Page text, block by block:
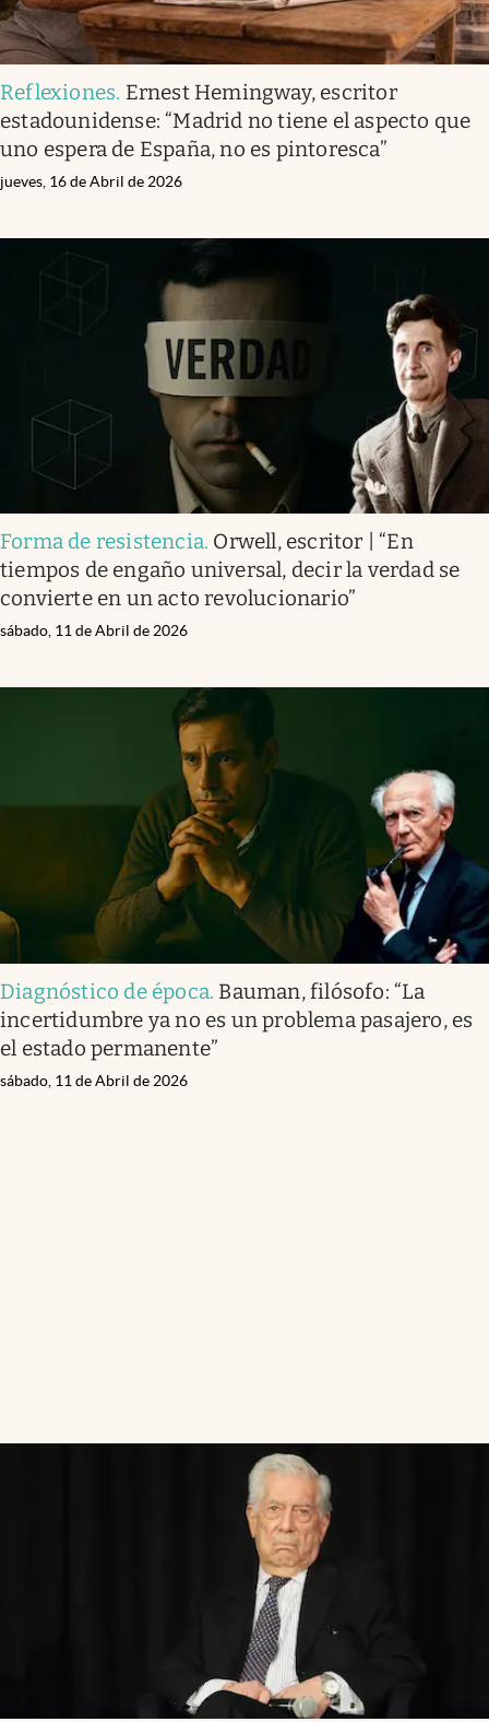
Reflexiones. Ernest Hemingway, escritor
estadounidense: “Madrid no tiene el aspecto que
uno espera de España, no es pintoresca”
jueves, 16 de Abril de 2026
Forma de resistencia. Orwell, escritor | “En
tiempos de engaño universal, decir la verdad se
convierte en un acto revolucionario”
sábado, 11 de Abril de 2026
Diagnóstico de época. Bauman, filósofo: “La
incertidumbre ya no es un problema pasajero, es
el estado permanente”
sábado, 11 de Abril de 2026